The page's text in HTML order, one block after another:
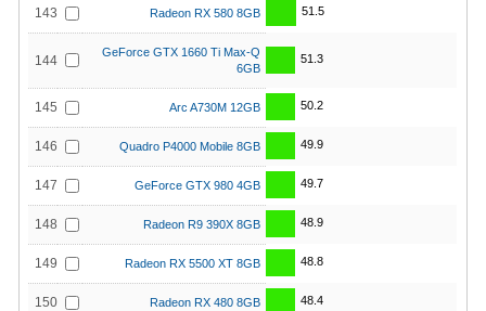
143 Radeon RX 580 8GB 51.5
144
GeForce GTX 1660 Ti Max-Q
6GB
51.3
145 Arc A730M 12GB 50.2
146 Quadro P4000 Mobile 8GB 49.9
147 GeForce GTX 980 4GB 49.7
148 Radeon R9 390X 8GB 48.9
149 Radeon RX 5500 XT 8GB 48.8
150 Radeon RX 480 8GB 48.4